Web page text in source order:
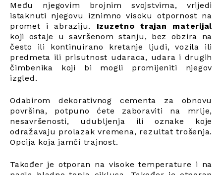
Među njegovim brojnim svojstvima, vrijedi
istaknuti njegovu iznimno visoku otpornost na
promet i abraziju. Izuzetno trajan materijal
koji ostaje u savršenom stanju, bez obzira na
često ili kontinuirano kretanje ljudi, vozila ili
predmeta ili prisutnost udaraca, udara i drugih
čimbenika koji bi mogli promijeniti njegov
izgled.
Odabirom dekorativnog cementa za obnovu
površina, potpuno ćete zaboraviti na mrlje,
nesavršenosti, udubljenja ili oznake koje
odražavaju prolazak vremena, rezultat trošenja.
Opcija koja jamči trajnost.
Također je otporan na visoke temperature i na